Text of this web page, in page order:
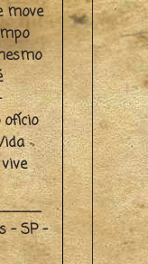
move
- SP -